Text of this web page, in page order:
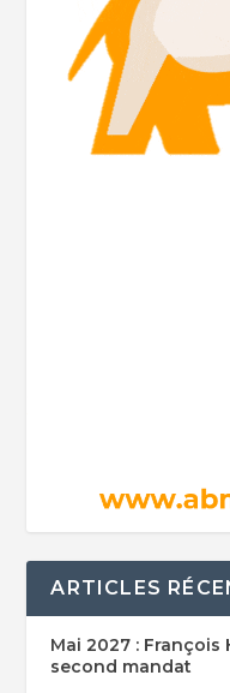
ARTICLES
Mai 2027 :
second mandat